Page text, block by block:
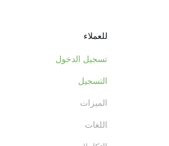
للعملاء
تسجيل الدخول
التسجيل
الميزات
اللغات